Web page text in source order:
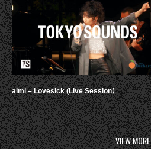
aimi – Lovesick (Live Session）
VIEW MORE